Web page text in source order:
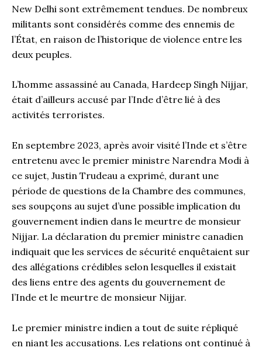
New Delhi sont extrêmement tendues. De nombreux
militants sont considérés comme des ennemis de
l’État, en raison de l’historique de violence entre les
deux peuples.
L’homme assassiné au Canada, Hardeep Singh Nijjar,
était d’ailleurs accusé par l’Inde d’être lié à des
activités terroristes.
En septembre 2023, après avoir visité l’Inde et s’être
entretenu avec le premier ministre Narendra Modi à
ce sujet, Justin Trudeau a exprimé, durant une
période de questions de la Chambre des communes,
ses soupçons au sujet d’une possible implication du
gouvernement indien dans le meurtre de monsieur
Nijjar. La déclaration du premier ministre canadien
indiquait que les services de sécurité enquêtaient sur
des allégations crédibles selon lesquelles il existait
des liens entre des agents du gouvernement de
l’Inde et le meurtre de monsieur Nijjar.
Le premier ministre indien a tout de suite répliqué
en niant les accusations. Les relations ont continué à